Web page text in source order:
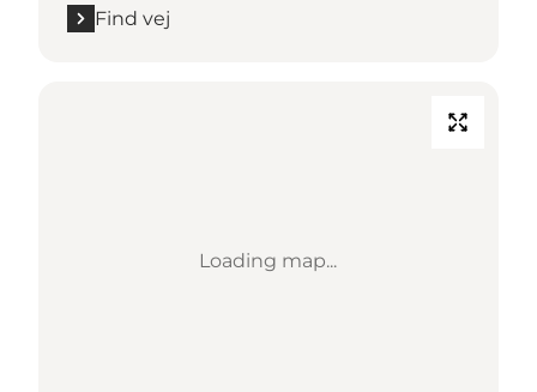
Find vej
Loading map...